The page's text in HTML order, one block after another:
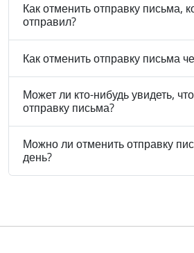
Как отменить отправку письма,
отправил?
Как отменить отправку письма
Может ли кто-нибудь увидеть,
отправку письма?
Можно ли отменить отправку
день?